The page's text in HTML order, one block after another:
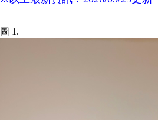
圖 1.